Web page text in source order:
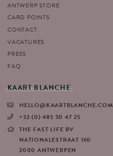
ANTWERP STORE
CARD POINTS
CONTACT
VACATURES
PRESS
FAQ
KAART BLANCHE
HELLO@KAARTBLANCHE.COM
+32 (0) 485 50 47 25
THE FAST LIFE BV
NATIONALESTRAAT 160
2000 ANTWERPEN